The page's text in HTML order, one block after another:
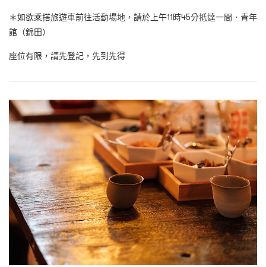
＊如欲乘搭旅遊車前往活動場地，請於上午11時45分抵達一間．青年
館（錦田）
座位有限，請先登記，先到先得